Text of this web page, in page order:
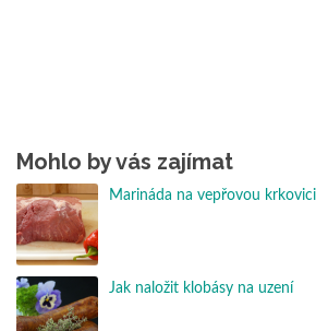
Mohlo by vás zajímat
Marináda na vepřovou
Jak naložit klobásy na uzení